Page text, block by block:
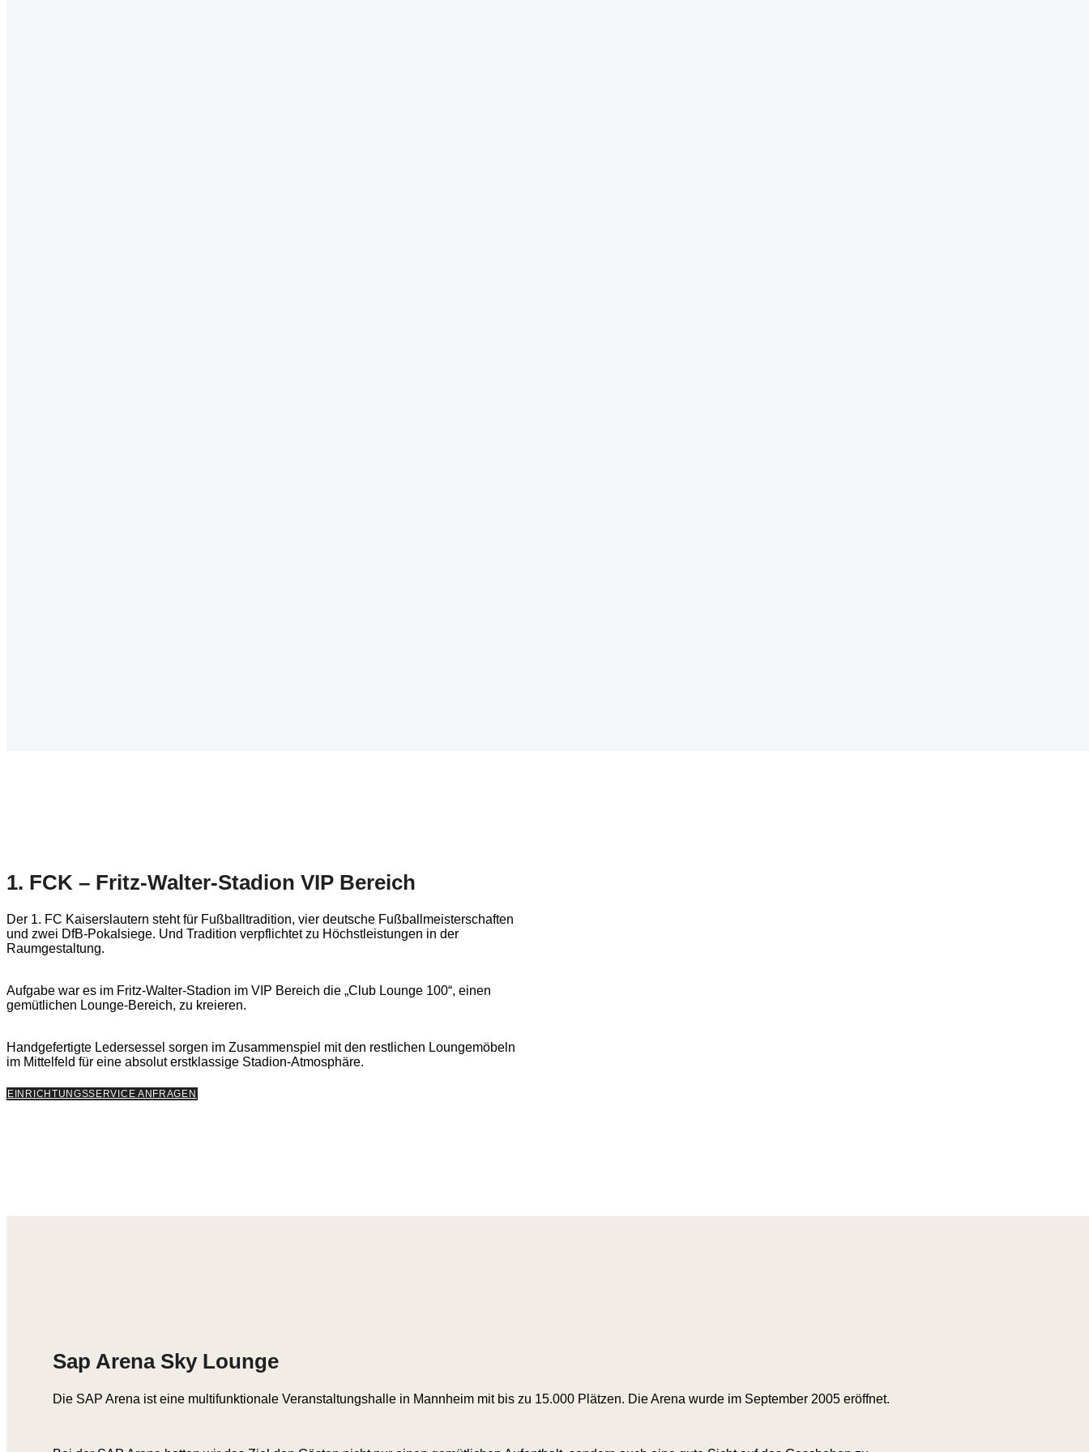
1. FCK – Fritz-Walter-Stadion VIP Bereich
Der 1. FC Kaiserslautern steht für Fußballtradition, vier deutsche Fußballmeisterschaften
und zwei DfB-Pokalsiege. Und Tradition verpflichtet zu Höchstleistungen in der
Raumgestaltung.
Aufgabe war es im Fritz-Walter-Stadion im VIP Bereich die „Club Lounge 100“, einen
gemütlichen Lounge-Bereich, zu kreieren.
Handgefertigte Ledersessel sorgen im Zusammenspiel mit den restlichen Loungemöbeln
im Mittelfeld für eine absolut erstklassige Stadion-Atmosphäre.
EINRICHTUNGSSERVICE ANFRAGEN
Sap Arena Sky Lounge
Die SAP Arena ist eine multifunktionale Veranstaltungshalle in Mannheim mit bis zu 15.000 Plätzen. Die Arena wurde im September 2005 eröffnet.